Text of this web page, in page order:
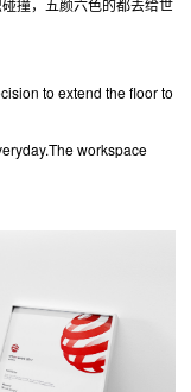
to extend the floor to
workspace